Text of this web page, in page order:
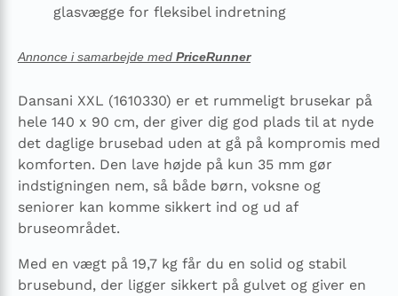
glasvægge for fleksibel indretning
Annonce i samarbejde med PriceRunner
Dansani XXL (1610330) er et rummeligt brusekar på
hele 140 x 90 cm, der giver dig god plads til at nyde
det daglige brusebad uden at gå på kompromis med
komforten. Den lave højde på kun 35 mm gør
indstigningen nem, så både børn, voksne og
seniorer kan komme sikkert ind og ud af
bruseområdet.
Med en vægt på 19,7 kg får du en solid og stabil
brusebund, der ligger sikkert på gulvet og giver en